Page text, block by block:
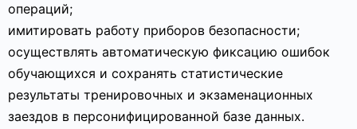
операций;
имитировать работу приборов безопасности;
осуществлять автоматическую фиксацию ошибок
обучающихся и сохранять статистические
результаты тренировочных и экзаменационных
заездов в персонифицированной базе данных.